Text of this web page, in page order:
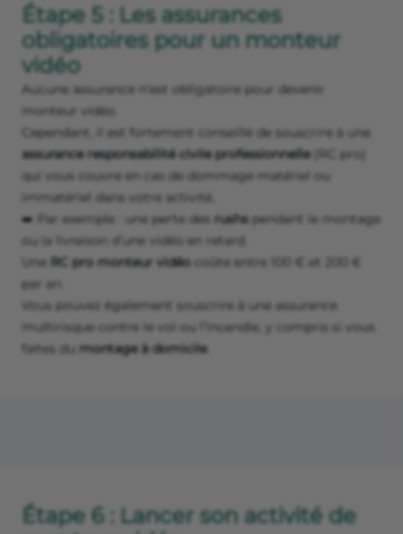
Étape 5 : Les assurances
obligatoires pour un monteur
vidéo
Aucune assurance n’est obligatoire pour devenir
monteur vidéo.
Cependant, il est fortement conseillé de souscrire à une
assurance responsabilité civile professionnelle(RC pro)
qui vous couvre en cas de dommage matériel ou
immatériel dans votre activité.
➡️ Par exemple : une perte des rushs pendant le montage
ou la livraison d’une vidéo en retard.
Une RC pro monteur vidéo coûte entre 100 € et 200 €
par an.
Vous pouvez également souscrire à une assurance
multirisque contre le vol ou l’incendie, y compris si vous
faites du montage à domicile.
Étape 6 : Lancer son activité de